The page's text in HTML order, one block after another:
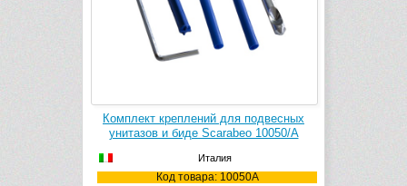
Комплект креплений для подвесных
унитазов и биде Scarabeo 10050/A
Италия
Код товара: 10050A